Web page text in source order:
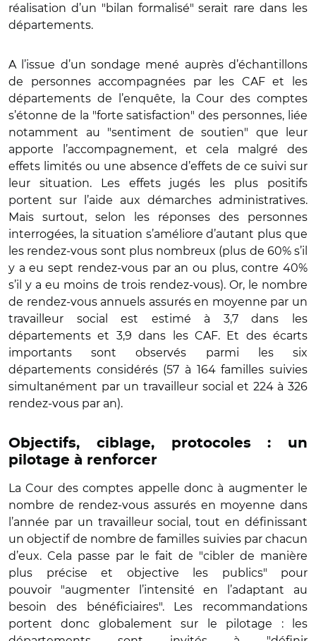
réalisation d’un "bilan formalisé" serait rare dans les
départements.
A l’issue d’un sondage mené auprès d’échantillons
de personnes accompagnées par les CAF et les
départements de l’enquête, la Cour des comptes
s’étonne de la "forte satisfaction" des personnes, liée
notamment au "sentiment de soutien" que leur
apporte l’accompagnement, et cela malgré des
effets limités ou une absence d’effets de ce suivi sur
leur situation. Les effets jugés les plus positifs
portent sur l’aide aux démarches administratives.
Mais surtout, selon les réponses des personnes
interrogées, la situation s’améliore d’autant plus que
les rendez-vous sont plus nombreux (plus de 60% s’il
y a eu sept rendez-vous par an ou plus, contre 40%
s’il y a eu moins de trois rendez-vous). Or, le nombre
de rendez-vous annuels assurés en moyenne par un
travailleur social est estimé à 3,7 dans les
départements et 3,9 dans les CAF. Et des écarts
importants sont observés parmi les six
départements considérés (57 à 164 familles suivies
simultanément par un travailleur social et 224 à 326
rendez-vous par an).
Objectifs, ciblage, protocoles : un
pilotage à renforcer
La Cour des comptes appelle donc à augmenter le
nombre de rendez-vous assurés en moyenne dans
l’année par un travailleur social, tout en définissant
un objectif de nombre de familles suivies par chacun
d’eux. Cela passe par le fait de "cibler de manière
plus précise et objective les publics" pour
pouvoir "augmenter l’intensité en l’adaptant au
besoin des bénéficiaires". Les recommandations
portent donc globalement sur le pilotage : les